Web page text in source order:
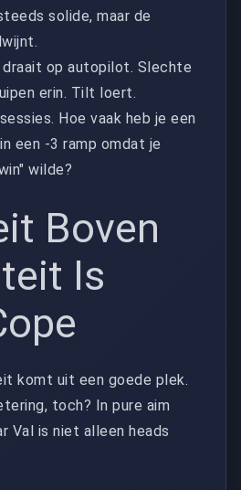
solide, maar de
draait op autopilot. Slechte
erin. Tilt loert.
Hoe vaak heb je een
een -3 ramp omdat je
wilde?
Boven
Is
komt uit een goede plek.
toch? In pure aim
Val is niet alleen heads